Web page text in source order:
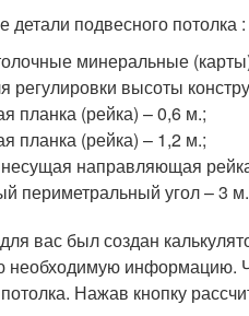
подвесного потолка :
минеральные
регулировки высоты
планка (рейка) – 0,6 м.;
планка (рейка) – 1,2 м.;
направляющая
периметральный угол – 3 м.
вас был создан
необходимую информацию.
Нажав кнопку